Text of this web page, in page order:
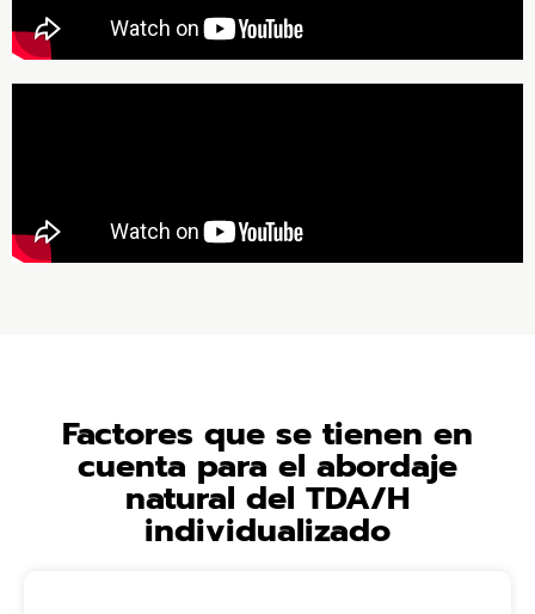
Factores que se tienen en
cuenta para el abordaje
natural del TDA/H
individualizado